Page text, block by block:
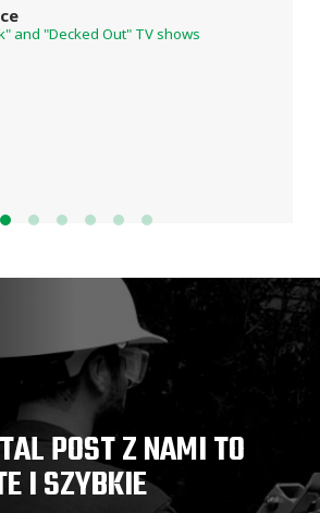
and "Decked Out" TV shows
POST Z NAMI TO
I SZYBKIE